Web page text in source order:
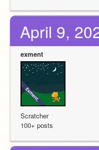
April 9,
exment
Scratcher
100+ posts